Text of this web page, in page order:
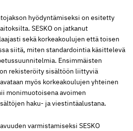
hyödyntämiseksi on esitetty
SESKO on jatkanut
sekä korkeakoulujen että toisen
siitä, miten standardointia käsittelevä
Ensimmäisten
rekisteröity sisältöön liittyviä
myös korkeakoulujen yhteinen
monimuotoisena avoimen
haku- ja viestintäalustana.
varmistamiseksi SESKO